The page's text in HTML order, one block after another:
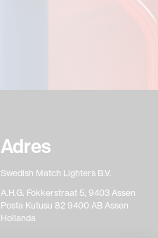
Adres
Swedish Match Lighters B.V.
A.H.G. Fokkerstraat 5, 9403 Assen
Posta Kutusu 82 9400 AB Assen
Hollanda